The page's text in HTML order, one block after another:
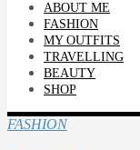
ABOUT ME
FASHION
MY OUTFITS
TRAVELLING
BEAUTY
SHOP
FASHION